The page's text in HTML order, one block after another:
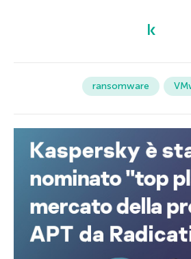
ransomware